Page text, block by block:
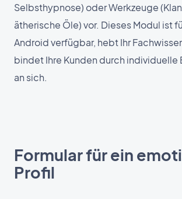
Selbsthypnose) oder Werkzeuge
ätherische Öle) vor. Dieses Modul ist
Android verfügbar, hebt Ihr
bindet Ihre Kunden durch individuelle
an sich.
Formular für ein
Profil